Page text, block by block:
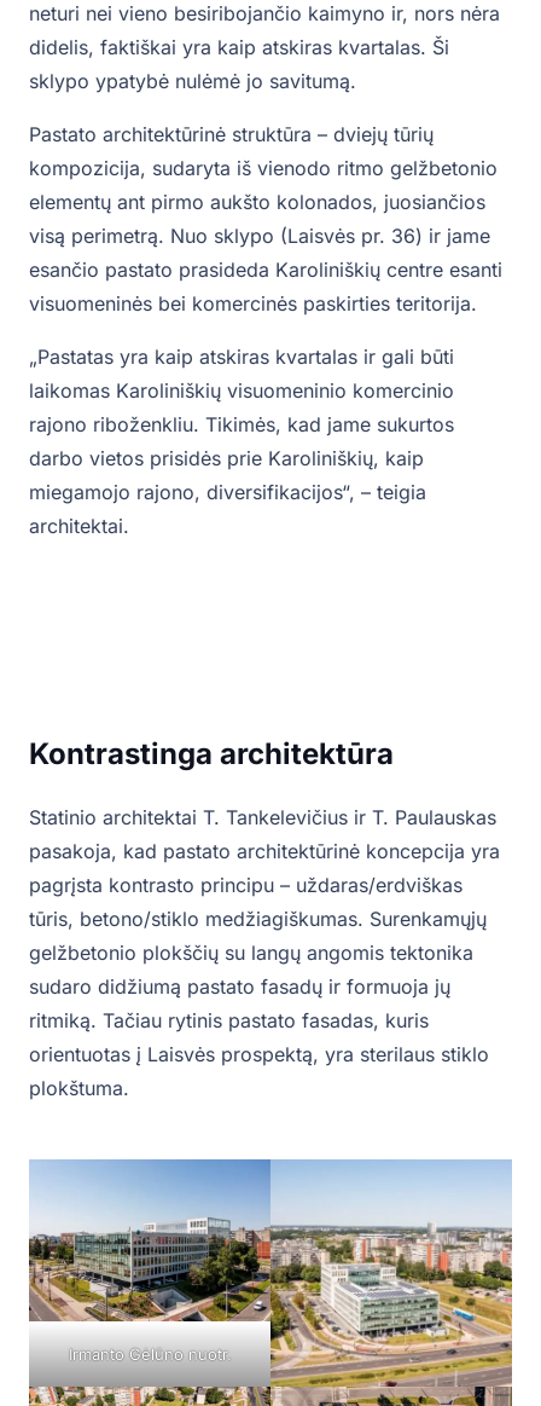
neturi nei vieno besiribojančio kaimyno ir, nors nėra
didelis, faktiškai yra kaip atskiras kvartalas. Ši
sklypo ypatybė nulėmė jo savitumą.
Pastato architektūrinė struktūra – dviejų tūrių
kompozicija, sudaryta iš vienodo ritmo gelžbetonio
elementų ant pirmo aukšto kolonados, juosiančios
visą perimetrą. Nuo sklypo (Laisvės pr. 36) ir jame
esančio pastato prasideda Karoliniškių centre esanti
visuomeninės bei komercinės paskirties teritorija.
„Pastatas yra kaip atskiras kvartalas ir gali būti
laikomas Karoliniškių visuomeninio komercinio
rajono riboženkliu. Tikimės, kad jame sukurtos
darbo vietos prisidės prie Karoliniškių, kaip
miegamojo rajono, diversifikacijos“, – teigia
architektai.
Kontrastinga architektūra
Statinio architektai T. Tankelevičius ir T. Paulauskas
pasakoja, kad pastato architektūrinė koncepcija yra
pagrįsta kontrasto principu – uždaras/erdviškas
tūris, betono/stiklo medžiagiškumas. Surenkamųjų
gelžbetonio plokščių su langų angomis tektonika
sudaro didžiumą pastato fasadų ir formuoja jų
ritmiką. Tačiau rytinis pastato fasadas, kuris
orientuotas į Laisvės prospektą, yra sterilaus stiklo
plokštuma.
Irmanto Gėlūno nuotr.